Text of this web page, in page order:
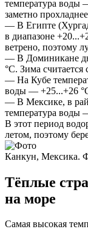
температура воды
заметно
— В Египте
в диапазоне
ветрено, поэтому
— В Доминикане
°C. Зима
— На Кубе
воды — +25...+26
— В Мексике, в
температура воды
В этот период
летом, поэтому
Канкун, Мексика.
Тёплые
на море
Самая высокая